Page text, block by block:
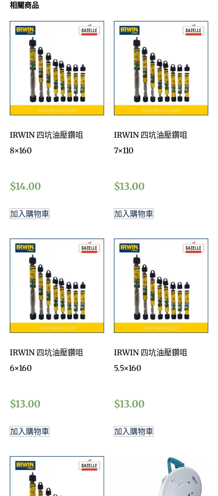
相關商品
IRWIN 四坑油壓鑽咀
8×160
$14.00
加入購物車
IRWIN 四坑油壓鑽咀
7×110
$13.00
加入購物車
IRWIN 四坑油壓鑽咀
6×160
$13.00
加入購物車
IRWIN 四坑油壓鑽咀
5.5×160
$13.00
加入購物車